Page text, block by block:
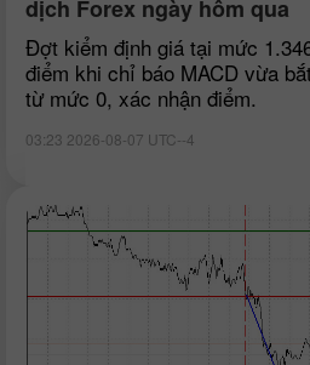
dịch Forex ngày hôm qua
Đợt kiểm định giá tại mức
điểm khi chỉ báo MACD vừa
từ mức 0, xác nhận điểm.
03:23 2026-08-07 UTC--4